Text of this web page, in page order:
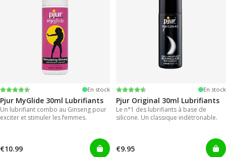
Note:
4.2 sur 5 étoiles En stock
Pjur MyGlide 30ml Lubrifiants
Un lubrifiant combo au Ginseng pour
exciter et stimuler les femmes.
€10.99
Note:
4.2 sur 5 étoiles En stock
Pjur Original 30ml Lubrifiants
Le n°1 des lubrifiants à base de
silicone. Un classique indétronable.
€9.95